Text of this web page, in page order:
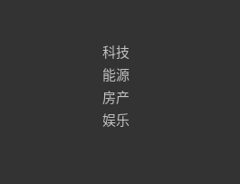
科技
能源
房产
娱乐